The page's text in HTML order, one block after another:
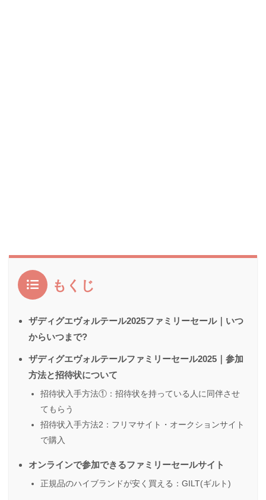
もくじ
ザディグエヴォルテール2025ファミリーセール｜いつ
からいつまで?
ザディグエヴォルテールファミリーセール2025｜参加
方法と招待状について
招待状入手方法①：招待状を持っている人に同伴させ
てもらう
招待状入手方法2：フリマサイト・オークションサイト
で購入
オンラインで参加できるファミリーセールサイト
正規品のハイブランドが安く買える：GILT(ギルト)